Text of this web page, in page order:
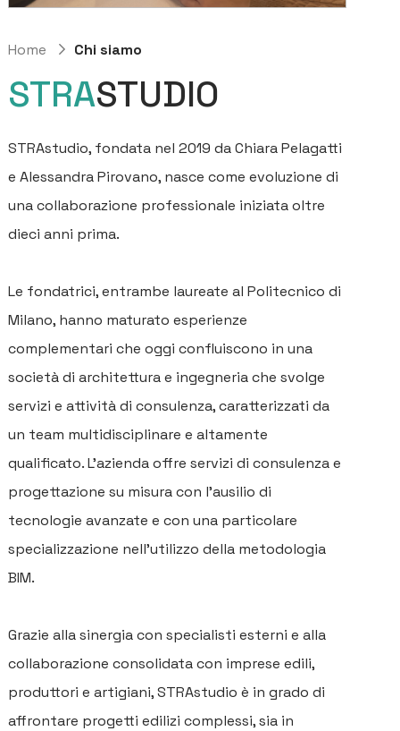
Home Chi siamo
STRASTUDIO
STRAstudio, fondata nel 2019 da Chiara Pelagatti
e Alessandra Pirovano, nasce come evoluzione di
una collaborazione professionale iniziata oltre
dieci anni prima.
Le fondatrici, entrambe laureate al Politecnico di
Milano, hanno maturato esperienze
complementari che oggi confluiscono in una
società di architettura e ingegneria che svolge
servizi e attività di consulenza, caratterizzati da
un team multidisciplinare e altamente
qualificato. L’azienda offre servizi di consulenza e
progettazione su misura con l’ausilio di
tecnologie avanzate e con una particolare
specializzazione nell'utilizzo della metodologia
BIM.
Grazie alla sinergia con specialisti esterni e alla
collaborazione consolidata con imprese edili,
produttori e artigiani, STRAstudio è in grado di
affrontare progetti edilizi complessi, sia in